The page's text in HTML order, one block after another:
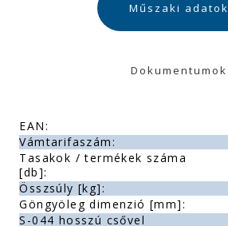
Műszaki adatok
Dokumentumok
EAN:
Vámtarifaszám:
Tasakok / termékek száma
[db]:
Összsúly [kg]:
Göngyöleg dimenzió [mm]:
S-044 hosszú csővel